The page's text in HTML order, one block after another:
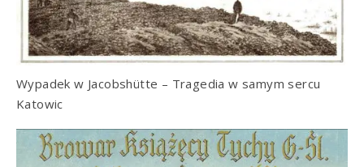
Wypadek w Jacobshütte – Tragedia w samym sercu
Katowic